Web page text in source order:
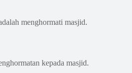
menghormati masjid.
kepada masjid.